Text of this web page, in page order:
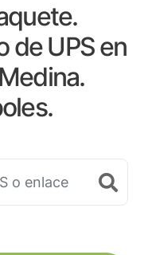
de UPS en